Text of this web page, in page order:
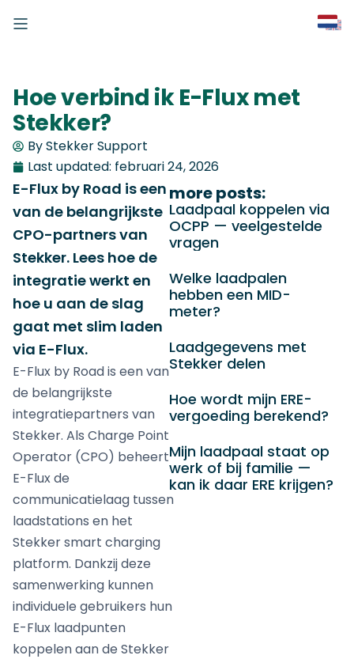
Hoe verbind ik E-Flux met
Stekker?
By Stekker Support
Last updated: februari 24, 2026
E-Flux by Road is een
van de belangrijkste
CPO-partners van
Stekker. Lees hoe de
integratie werkt en
hoe u aan de slag
gaat met slim laden
via E-Flux.
E-Flux by Road is een van
de belangrijkste
integratiepartners van
Stekker. Als Charge Point
Operator (CPO) beheert
E-Flux de
communicatielaag tussen
laadstations en het
Stekker smart charging
platform. Dankzij deze
samenwerking kunnen
individuele gebruikers hun
E-Flux laadpunten
koppelen aan de Stekker
more posts:
Laadpaal koppelen via
OCPP — veelgestelde
vragen
Welke laadpalen
hebben een MID-
meter?
Laadgegevens met
Stekker delen
Hoe wordt mijn ERE-
vergoeding berekend?
Mijn laadpaal staat op
werk of bij familie —
kan ik daar ERE krijgen?